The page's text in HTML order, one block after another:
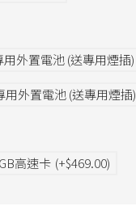
外置電池 (送專用煙插)
用外置電池 (送專用煙插)
高速卡 (+$469.00)